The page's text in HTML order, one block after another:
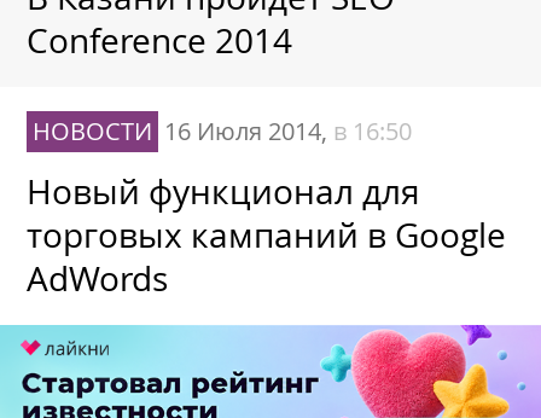
Conference 2014
НОВОСТИ 16 Июля 2014, в 16:50
Новый функционал для
торговых кампаний в Google
AdWords